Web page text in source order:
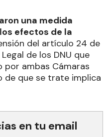
una medida
efectos de la
del artículo 24 de
de los DNU que
por ambas Cámaras
de que se trate implica
en tu email